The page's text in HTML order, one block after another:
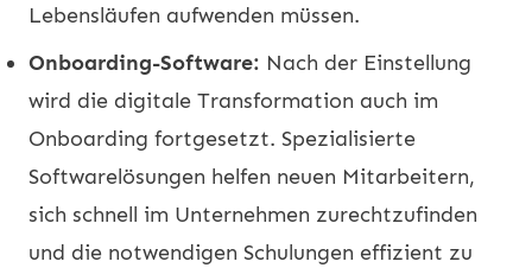
Lebensläufen aufwenden müssen.
Onboarding-Software: Nach der Einstellung
wird die digitale Transformation auch im
Onboarding fortgesetzt. Spezialisierte
Softwarelösungen helfen neuen Mitarbeitern,
sich schnell im Unternehmen zurechtzufinden
und die notwendigen Schulungen effizient zu